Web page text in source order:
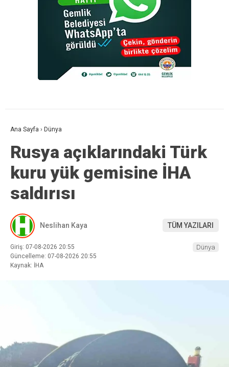
Ana Sayfa › Dünya
Rusya açıklarındaki Türk
kuru yük gemisine İHA
saldırısı
Neslihan Kaya TÜM YAZILARI
Giriş: 07-08-2026 20:55
Güncelleme: 07-08-2026 20:55
Kaynak: İHA
Dünya